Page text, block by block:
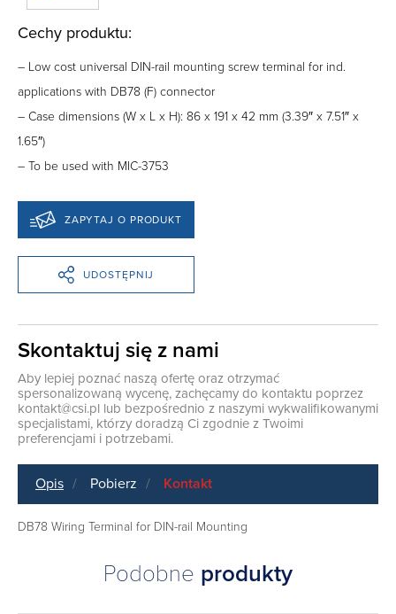
Cechy produktu:
– Low cost universal DIN-rail mounting screw terminal for ind.
applications with DB78 (F) connector
– Case dimensions (W x L x H): 86 x 191 x 42 mm (3.39″ x 7.51″ x
1.65″)
– To be used with MIC-3753
ZAPYTAJ O PRODUKT
UDOSTĘPNIJ
Skontaktuj się z nami
Aby lepiej poznać naszą ofertę oraz otrzymać
spersonalizowaną wycenę, zachęcamy do kontaktu poprzez
kontakt@csi.pl lub bezpośrednio z naszymi wykwalifikowanymi
specjalistami, którzy doradzą Ci zgodnie z Twoimi
preferencjami i potrzebami.
Opis Pobierz Kontakt
DB78 Wiring Terminal for DIN-rail Mounting
Podobne produkty